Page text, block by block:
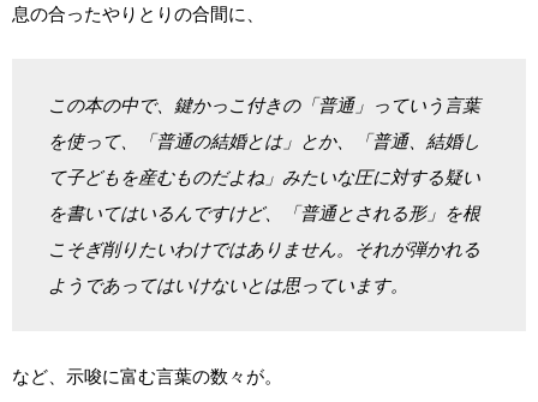
息の合ったやりとりの合間に、
この本の中で、鍵かっこ付きの「普通」っていう言葉
を使って、「普通の結婚とは」とか、「普通、結婚し
て子どもを産むものだよね」みたいな圧に対する疑い
を書いてはいるんですけど、「普通とされる形」を根
こそぎ削りたいわけではありません。それが弾かれる
ようであってはいけないとは思っています。
など、示唆に富む言葉の数々が。